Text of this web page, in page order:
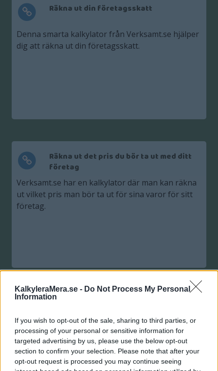
KalkyleraMera.se - Do Not Process My Personal
Information
If you wish to opt-out of the sale, sharing to third parties, or
processing of your personal or sensitive information for
targeted advertising by us, please use the below opt-out
section to confirm your selection. Please note that after your
opt-out request is processed you may continue seeing
Räkna ut din företagsskatt
Denna smarta kalkylator från Verksamt.se hjälper
dig att räkna ut din företagsskatt.
Räkna ut det pris du bör ta ut med ditt
företag
Verksamt.se har en kalkylator där man kan räkna
ut vilket pris man bör ta ut för sina varor för sitt
företag.
Det finns många olika typer av företagslån med
olika kostnader och förutsättningar. Hos OPR är
räntesättningen standardiserad och här kan du
räkna ut vad ett företagslån på kort tid skulle